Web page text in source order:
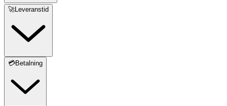
🚀Leveranstid
💳Betalning